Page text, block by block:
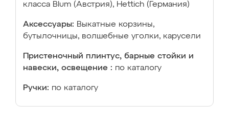
класса Blum (Австрия), Hettich (Германия)
Аксессуары: Выкатные корзины,
бутылочницы, волшебные уголки, карусели
Пристеночный плинтус, барные стойки и
навески, освещение : по каталогу
Ручки: по каталогу